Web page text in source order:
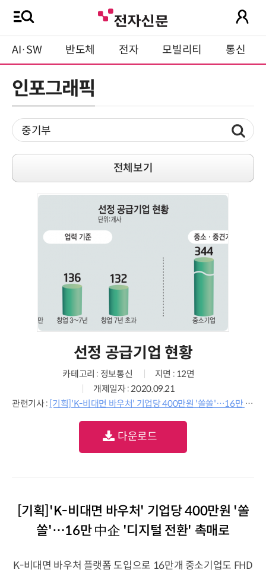
AI·SW 반도체 전자 모빌리티 통신
인포그래픽
전체보기
선정 공급기업 현황
카테고리 : 정보통신
지면 : 12면
개제일자 : 2020.09.21
관련기사 : [기획]'K-비대면 바우처' 기업당 400만원 '쏠쏠'…16만 中企 '디지털 전환' 촉매로
다운로드
[기획]'K-비대면 바우처' 기업당 400만원 '쏠
쏠'…16만 中企 '디지털 전환' 촉매로
K-비대면 바우처 플랫폼 도입으로 16만개 중소기업도 FHD